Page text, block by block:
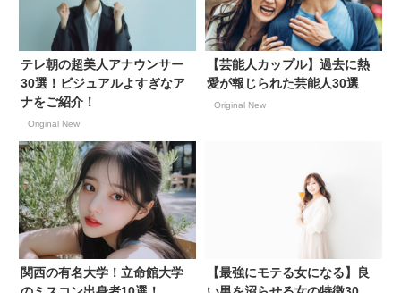
テレ朝の超美人アナウンサー
30選！ビジュアルよすぎなア
ナをご紹介！
Original New
【芸能人カップル】過去に熱
愛が報じられた芸能人30選
Original New
関西の有名大学！立命館大学
【最強にモテる女になる】良